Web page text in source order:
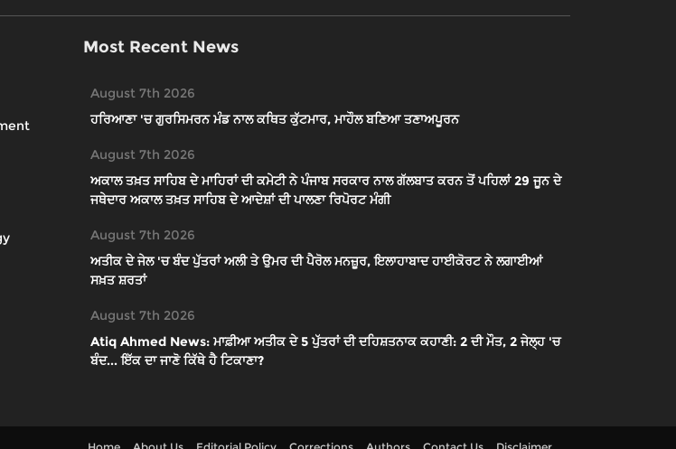
Most Recent News
August 7th 2026
ਹਰਿਆਣਾ 'ਚ ਗੁਰਸਿਮਰਨ ਮੰਡ ਨਾਲ ਕਥਿਤ ਕੁੱਟਮਾਰ, ਮਾਹੌਲ ਬਣਿਆ ਤਣਾਅਪੂਰਨ
August 7th 2026
ਅਕਾਲ ਤਖ਼ਤ ਸਾਹਿਬ ਦੇ ਮਾਹਿਰਾਂ ਦੀ ਕਮੇਟੀ ਨੇ ਪੰਜਾਬ ਸਰਕਾਰ ਨਾਲ ਗੱਲਬਾਤ ਕਰਨ ਤੋਂ ਪਹਿਲਾਂ 29 ਜੂਨ ਦੇ
ਜਥੇਦਾਰ ਅਕਾਲ ਤਖ਼ਤ ਸਾਹਿਬ ਦੇ ਆਦੇਸ਼ਾਂ ਦੀ ਪਾਲਣਾ ਰਿਪੋਰਟ ਮੰਗੀ
August 7th 2026
ਅਤੀਕ ਦੇ ਜੇਲ 'ਚ ਬੰਦ ਪੁੱਤਰਾਂ ਅਲੀ ਤੇ ਉਮਰ ਦੀ ਪੈਰੋਲ ਮਨਜ਼ੂਰ, ਇਲਾਹਾਬਾਦ ਹਾਈਕੋਰਟ ਨੇ ਲਗਾਈਆਂ
ਸਖ਼ਤ ਸ਼ਰਤਾਂ
August 7th 2026
Atiq Ahmed News: ਮਾਫ਼ੀਆ ਅਤੀਕ ਦੇ 5 ਪੁੱਤਰਾਂ ਦੀ ਦਹਿਸ਼ਤਨਾਕ ਕਹਾਣੀ: 2 ਦੀ ਮੌਤ, 2 ਜੇਲ੍ਹ 'ਚ
ਬੰਦ... ਇੱਕ ਦਾ ਜਾਣੋ ਕਿੱਥੇ ਹੈ ਟਿਕਾਣਾ?